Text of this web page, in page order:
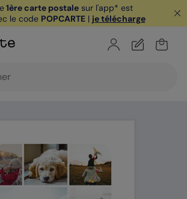
1ère carte postale sur l'app* est
le code POPCARTE| je télécharge